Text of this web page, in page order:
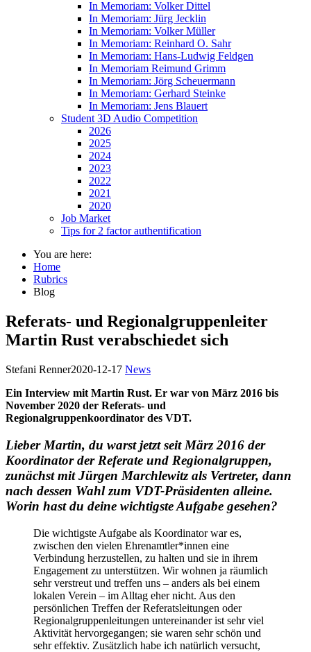
In Memoriam: Volker Dittel
In Memoriam: Jürg Jecklin
In Memoriam: Volker Müller
In Memoriam: Reinhard O. Sahr
In Memoriam: Hans-Ludwig Feldgen
In Memoriam Reimund Grimm
In Memoriam: Jörg Scheuermann
In Memoriam: Gerhard Steinke
In Memoriam: Jens Blauert
Student 3D Audio Competition
2026
2025
2024
2023
2022
2021
2020
Job Market
Tips for 2 factor authentification
You are here:
Home
Rubrics
Blog
Referats- und Regionalgruppenleiter
Martin Rust verabschiedet sich
Stefani Renner2020-12-17 News
Ein Interview mit Martin Rust. Er war von März 2016 bis
November 2020 der Referats- und
Regionalgruppenkoordinator des VDT.
Lieber Martin, du warst jetzt seit März 2016 der
Koordinator der Referate und Regionalgruppen,
zunächst mit Jürgen Marchlewitz als Vertreter, dann
nach dessen Wahl zum VDT-Präsidenten alleine.
Worin hast du deine wichtigste Aufgabe gesehen?
Die wichtigste Aufgabe als Koordinator war es,
zwischen den vielen Ehrenamtler*innen eine
Verbindung herzustellen, zu halten und sie in ihrem
Engagement zu unterstützen. Wir wohnen ja räumlich
sehr verstreut und treffen uns – anders als bei einem
lokalen Verein – im Alltag eher nicht. Aus den
persönlichen Treffen der Referatsleitungen oder
Regionalgruppenleitungen untereinander ist sehr viel
Aktivität hervorgegangen; sie waren sehr schön und
sehr effektiv. Zusätzlich habe ich natürlich versucht,